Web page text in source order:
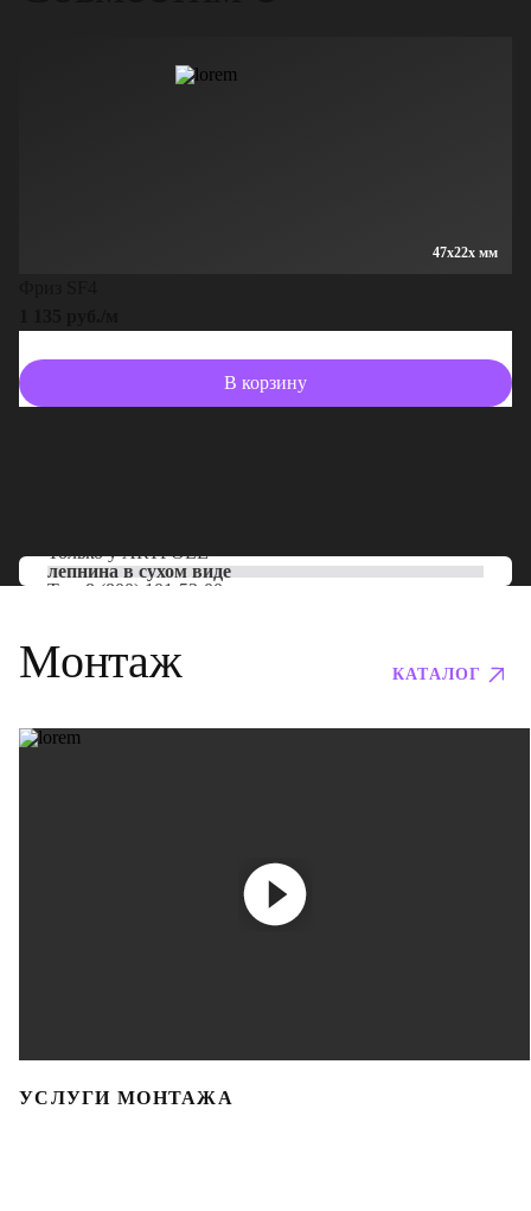
47x22x мм
В корзину
Только уARTPOLE
лепнина в сухом виде
Тел: 8 (800) 101-53-00
Монтаж КАТАЛОГ
УСЛУГИ МОНТАЖА